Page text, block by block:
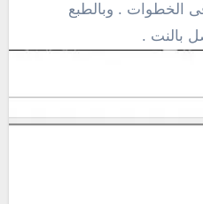
الخطوات . وبالطبع
بالنت .